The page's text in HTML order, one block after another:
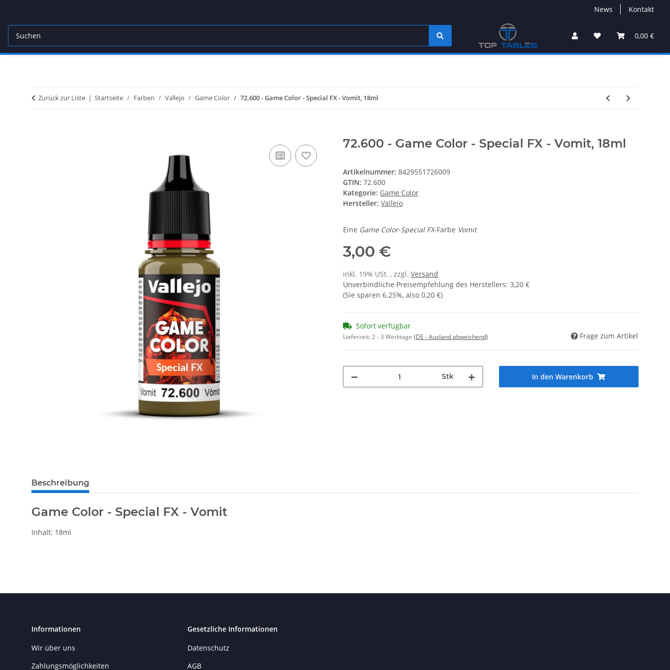
News Kontakt
0,00 €
Zurück zur Liste Startseite Farben Vallejo Game Color 72.600 - Game Color - Special FX - Vomit, 18ml
72.600 - Game Color - Special FX - Vomit, 18ml
Artikelnummer: 8429551726009
GTIN: 72.600
Kategorie: Game Color
Hersteller: Vallejo
Eine Game Color-Special FX-Farbe Vomit
3,00 €
inkl. 19% USt. , zzgl. Versand
Unverbindliche Preisempfehlung des Herstellers: 3,20 €
(Sie sparen 6.25%, also 0,20 €)
Sofort verfügbar
Lieferzeit:2 - 3 Werktage (DE - Ausland abweichend) Frage zum Artikel
Stk In den Warenkorb
Beschreibung
Game Color - Special FX - Vomit
Inhalt: 18ml
Informationen
Wir über uns
Zahlungsmöglichkeiten
Gesetzliche Informationen
Datenschutz
AGB